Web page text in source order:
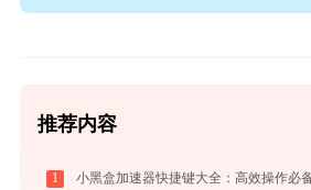
推荐内容
1 小黑盒加速器快捷键大全：高效操作必